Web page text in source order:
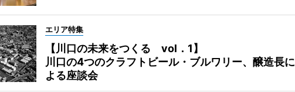
エリア特集
【川口の未来をつくる vol．1】
川口の4つのクラフトビール・ブルワリー、醸造長に
よる座談会